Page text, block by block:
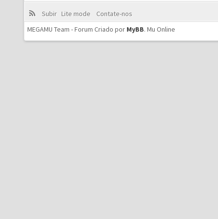
Subir Lite mode
Contate-nos
MEGAMU Team - Forum Criado por MyBB. Mu Online